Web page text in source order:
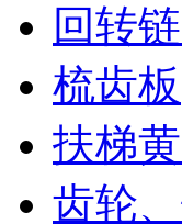
回转
梳齿板
扶梯
齿轮